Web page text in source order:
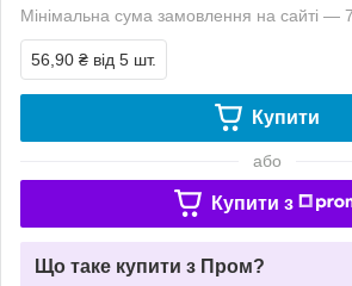
Мінімальна сума замовлення на сайті —
56,90 ₴ від 5 шт.
Купити
або
Купити з
Що таке купити з Пром?